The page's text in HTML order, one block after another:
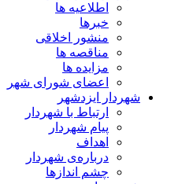
اطلاعیه ها
خبرها
منشور اخلاقی
مناقصه ها
مزایده ها
اعضای شورای شهر
شهردار ایزدشهر
ارتباط با شهردار
پیام شهردار
اهداف
درباره‌ی شهردار
چشم اندازها